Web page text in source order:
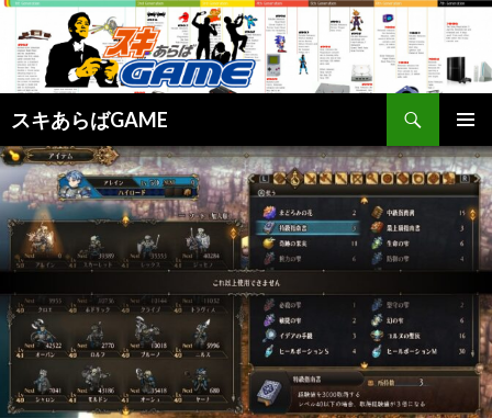
スキあらばGAME
索
メインメ
ニュー
ン
テ
ン
ツ
ス
キ
ッ
プ